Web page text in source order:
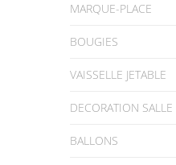
MARQUE-PLACE
BOUGIES
VAISSELLE JETABLE
DECORATION SALLE
BALLONS